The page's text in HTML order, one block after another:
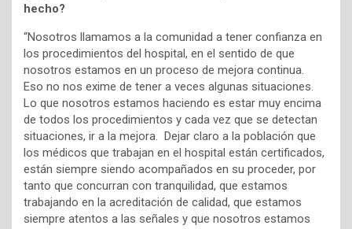
hecho?
“Nosotros llamamos a la comunidad a tener confianza en
los procedimientos del hospital, en el sentido de que
nosotros estamos en un proceso de mejora continua.
Eso no nos exime de tener a veces algunas situaciones.
Lo que nosotros estamos haciendo es estar muy encima
de todos los procedimientos y cada vez que se detectan
situaciones, ir a la mejora. Dejar claro a la población que
los médicos que trabajan en el hospital están certificados,
están siempre siendo acompañados en su proceder, por
tanto que concurran con tranquilidad, que estamos
trabajando en la acreditación de calidad, que estamos
siempre atentos a las señales y que nosotros estamos